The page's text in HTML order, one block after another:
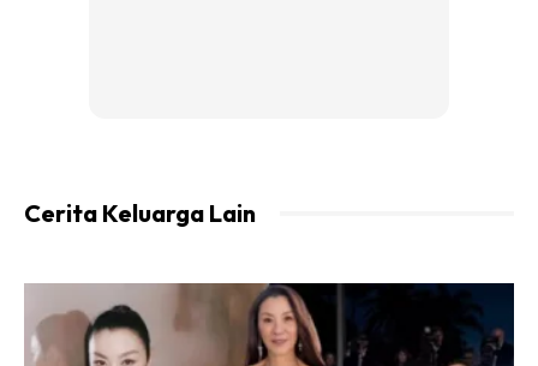
Cerita Keluarga Lain